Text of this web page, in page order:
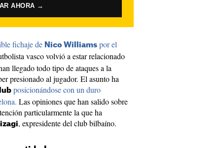
AHORA →
fichaje de Nico Williams por el
vasco volvió a estar relacionado
llegado todo tipo de ataques a la
presionado al jugador. El asunto ha
posicionándose con un duro
Las opiniones que han salido sobre
particularmente la que ha
, expresidente del club bilbaíno.